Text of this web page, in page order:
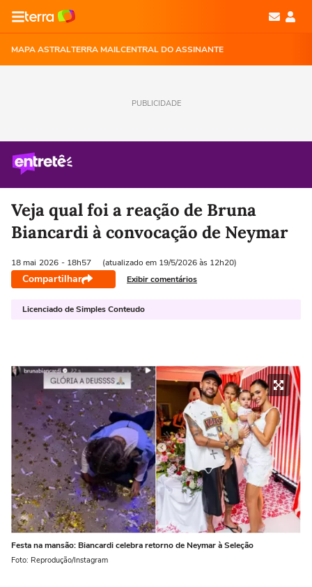
MAPA ASTRALTERRA MAILCENTRAL DO ASSINANTE
PUBLICIDADE
Veja qual foi a reação de Bruna
Biancardi à convocação de Neymar
18 mai 2026 - 18h57 (atualizado em 19/5/2026 às 12h20)
Compartilhar Exibir comentários
Licenciado de Simples Conteudo
Festa na mansão: Biancardi celebra retorno de Neymar à Seleção
Foto: Reprodução/Instagram